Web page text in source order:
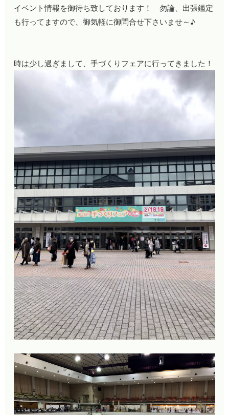
イベント情報を御待ち致しております！ 勿論、出張鑑定
も行ってますので、御気軽に御問合せ下さいませ～♪
時は少し過ぎまして、手づくりフェアに行ってきました！